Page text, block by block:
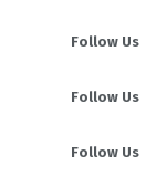
Follow Us
Follow Us
Follow Us